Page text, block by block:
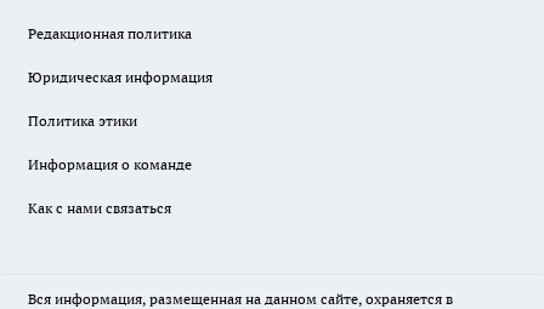
Редакционная политика
Юридическая информация
Политика этики
Информация о команде
Как с нами связаться
Вся информация, размещенная на данном сайте, охраняется в